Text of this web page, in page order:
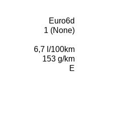
Euro6d
1 (None)
6,7 l/100km
153 g/km
E